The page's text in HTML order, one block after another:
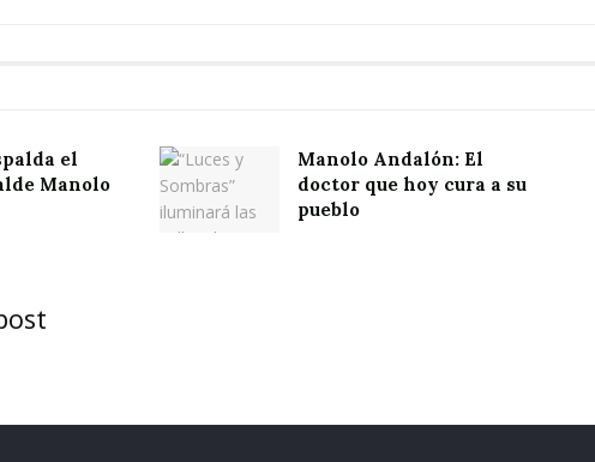
el
Manolo
Manolo Andalón: El
doctor que hoy cura a su
pueblo